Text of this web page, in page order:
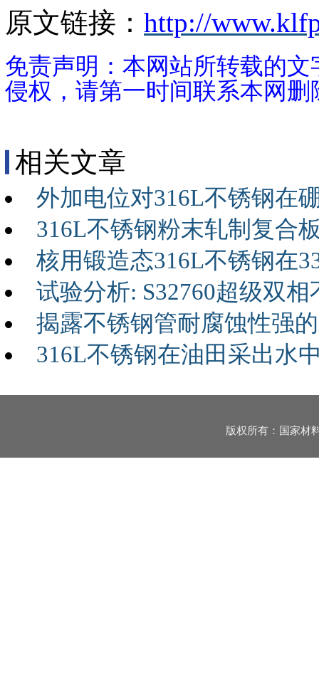
原文链接： http://
免责声明：本网站所转载的
侵权，请第一时间联系本网删
相关文章
外加电位对316L不锈钢在
316L不锈钢粉末轧制复合
核用锻造态316L不锈钢在
试验分析: S32760超级双
揭露不锈钢管耐腐蚀性强
316L不锈钢在油田采出水
版权所有：国家材